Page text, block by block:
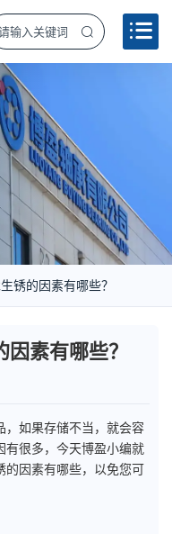
锈的因素有哪些？
素有哪些？
如果存储不当，就会容
有很多，今天博盈小编就
的因素有哪些，以免您可